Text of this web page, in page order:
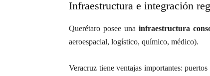
Infraestructura e integración
Querétaro posee unainfraestructura
aeroespacial, logístico, químico, médico).
Veracruz tiene ventajas importantes: